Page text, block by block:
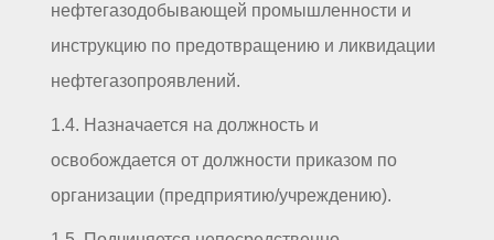
нефтегазодобывающей промышленности и
инструкцию по предотвращению и ликвидации
нефтегазопроявлений.
1.4. Назначается на должность и
освобождается от должности приказом по
организации (предприятию/учреждению).